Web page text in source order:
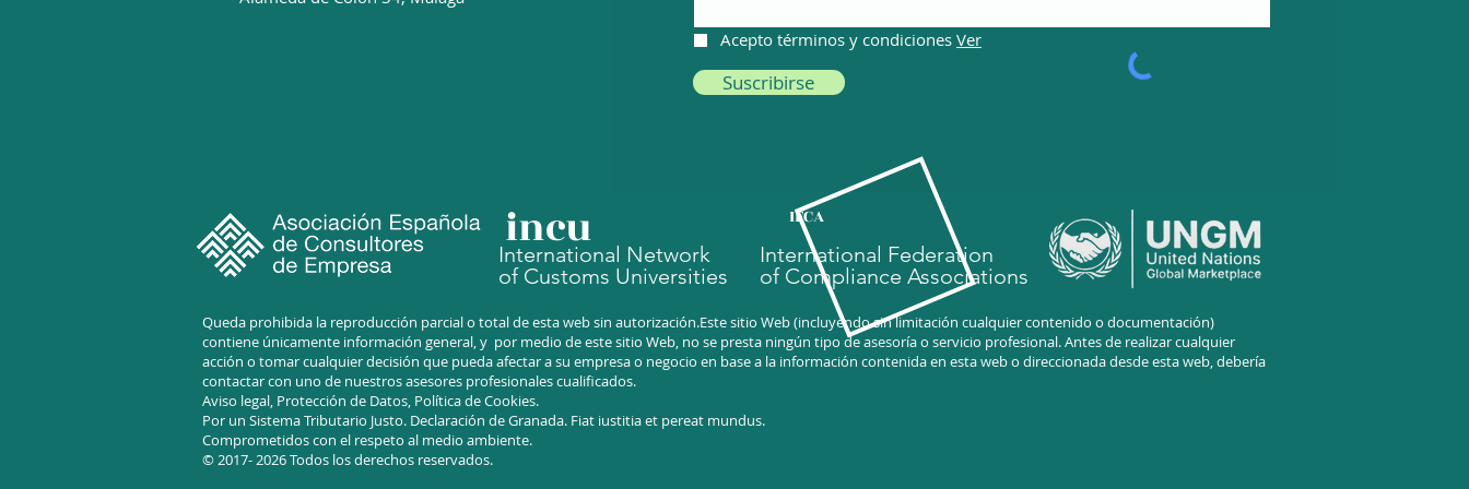
Acepto términos y condiciones Ver
Suscribirse
incu
International Network
of Customs Universities
IFCA
International Federation
of Compliance Associations
Queda prohibida la reproducción parcial o total de esta web sin autorización.Este sitio Web (incluyendo sin limitación cualquier contenido o documentación)
contiene únicamente información general, y por medio de este sitio Web, no se presta ningún tipo de asesoría o servicio profesional. Antes de realizar cualquier
acción o tomar cualquier decisión que pueda afectar a su empresa o negocio en base a la información contenida en esta web o direccionada desde esta web, debería
contactar con uno de nuestros asesores profesionales cualificados.
Aviso legal, Protección de Datos, Política de Cookies.
Por un Sistema Tributario Justo. Declaración de Granada. Fiat iustitia et pereat mundus.
Comprometidos con el respeto al medio ambiente.
© 2017- 2026 Todos los derechos reservados.